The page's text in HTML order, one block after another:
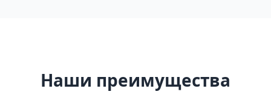
Наши преимущества